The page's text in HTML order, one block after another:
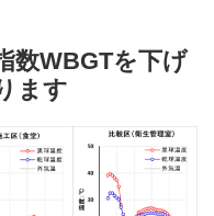
数WBGTを下げ
ます